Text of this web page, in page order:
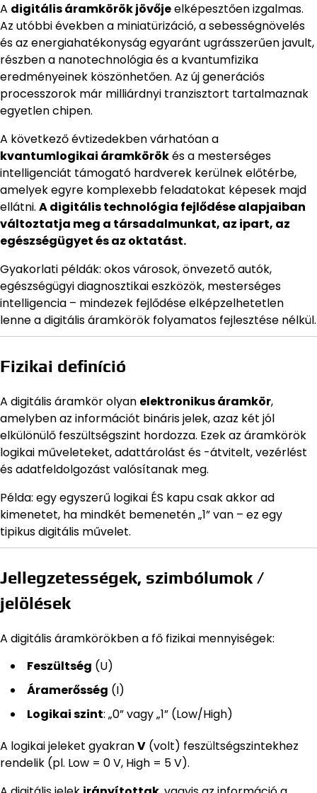
A digitális áramkörök jövőjeelképesztően izgalmas.
Az utóbbi években a miniatürizáció, a sebességnövelés
és az energiahatékonyság egyaránt ugrásszerűen javult,
részben a nanotechnológia és a kvantumfizika
eredményeinek köszönhetően. Az új generációs
processzorok már milliárdnyi tranzisztort tartalmaznak
egyetlen chipen.
A következő évtizedekben várhatóan a
kvantumlogikai áramkörökés a mesterséges
intelligenciát támogató hardverek kerülnek előtérbe,
amelyek egyre komplexebb feladatokat képesek majd
ellátni. A digitális technológia fejlődése alapjaiban
változtatja meg a társadalmunkat, az ipart, az
egészségügyet és az oktatást.
Gyakorlati példák: okos városok, önvezető autók,
egészségügyi diagnosztikai eszközök, mesterséges
intelligencia – mindezek fejlődése elképzelhetetlen
lenne a digitális áramkörök folyamatos fejlesztése nélkül.
Fizikai definíció
A digitális áramkör olyan elektronikus áramkör,
amelyben az információt bináris jelek, azaz két jól
elkülönülő feszültségszint hordozza. Ezek az áramkörök
logikai műveleteket, adattárolást és -átvitelt, vezérlést
és adatfeldolgozást valósítanak meg.
Példa: egy egyszerű logikai ÉS kapu csak akkor ad
kimenetet, ha mindkét bemenetén „1” van – ez egy
tipikus digitális művelet.
Jellegzetességek, szimbólumok /
jelölések
A digitális áramkörökben a fő fizikai mennyiségek:
Feszültség (U)
Áramerősség (I)
Logikai szint: „0” vagy „1” (Low/High)
A logikai jeleket gyakranV (volt) feszültségszintekhez
rendelik (pl. Low = 0 V, High = 5 V).